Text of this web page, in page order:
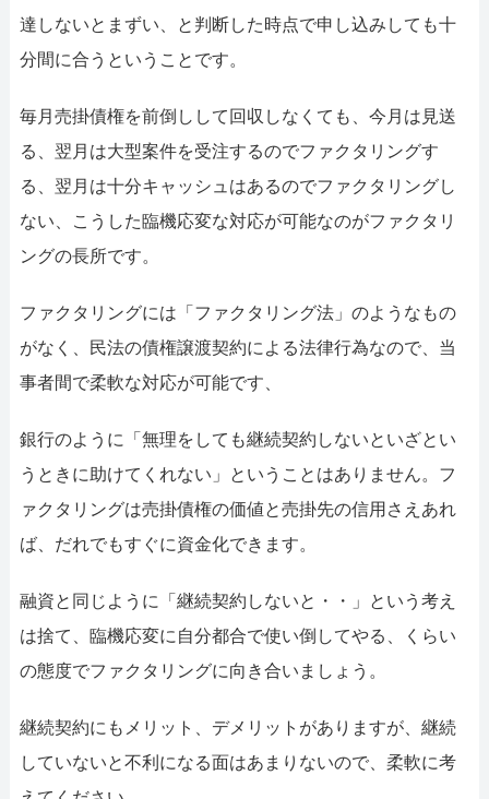
達しないとまずい、と判断した時点で申し込みしても十
分間に合うということです。
毎月売掛債権を前倒しして回収しなくても、今月は見送
る、翌月は大型案件を受注するのでファクタリングす
る、翌月は十分キャッシュはあるのでファクタリングし
ない、こうした臨機応変な対応が可能なのがファクタリ
ングの長所です。
ファクタリングには「ファクタリング法」のようなもの
がなく、民法の債権譲渡契約による法律行為なので、当
事者間で柔軟な対応が可能です、
銀行のように「無理をしても継続契約しないといざとい
うときに助けてくれない」ということはありません。フ
ァクタリングは売掛債権の価値と売掛先の信用さえあれ
ば、だれでもすぐに資金化できます。
融資と同じように「継続契約しないと・・」という考え
は捨て、臨機応変に自分都合で使い倒してやる、くらい
の態度でファクタリングに向き合いましょう。
継続契約にもメリット、デメリットがありますが、継続
していないと不利になる面はあまりないので、柔軟に考